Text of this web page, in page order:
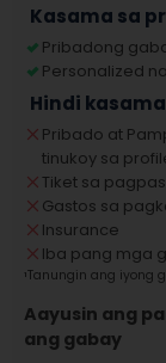
Kasama sa
Pribadong
Personalized
Hindi kasama
Pribado at
tinukoy sa
Tiket sa
Gastos sa
Insurance
Iba pang mga
¹Tanungin ang iyong
Aayusin ang
ang gabay